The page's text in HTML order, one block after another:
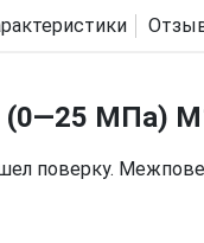
МПа)
поверку.